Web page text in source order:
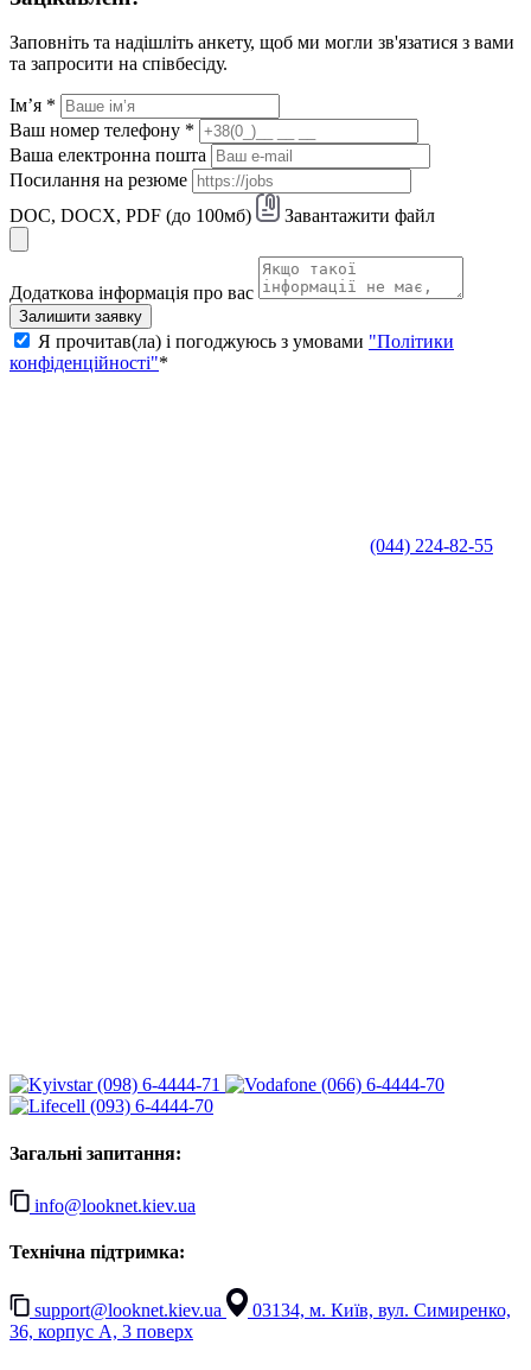
Заповніть та надішліть анкету, щоб ми могли зв'язатися з вами
та запросити на співбесіду.
Ім’я *
Ваш номер телефону *
Ваша електронна пошта
Посилання на резюме
DOC, DOCX, PDF (до 100мб)
Завантажити файл
Додаткова інформація про вас
Залишити заявку
Я прочитав(ла) і погоджуюсь з умовами "Політики
конфіденційності"*
(044) 224-82-55
(098) 6-4444-71
(066) 6-4444-70
(093) 6-4444-70
Загальні запитання:
info@looknet.kiev.ua
Технічна підтримка:
support@looknet.kiev.ua
03134, м. Київ, вул. Симиренко,
36, корпус А, 3 поверх